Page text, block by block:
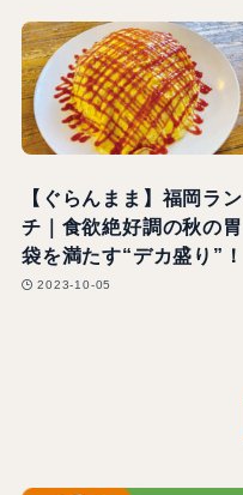
【ぐらんまま】福岡ラン
チ｜食欲絶好調の秋の胃
袋を満たす“デカ盛り”！
2023-10-05